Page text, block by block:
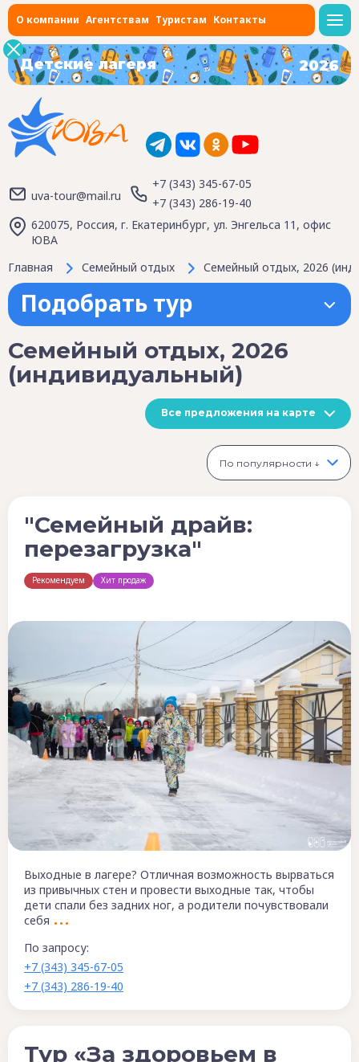
О компании Агентствам Туристам Контакты
Детские лагеря 2026
uva-tour@mail.ru
+7 (343) 345-67-05
+7 (343) 286-19-40
620075, Россия, г. Екатеринбург, ул. Энгельса 11, офис
ЮВА
Главная
Семейный отдых Семейный отдых, 2026
Подобрать тур
Семейный отдых, 2026
(индивидуальный)
Все предложения на карте
По популярности ↓
"Семейный драйв:
перезагрузка"
Рекомендуем Хит продаж
Выходные в лагере? Отличная возможность вырваться
из привычных стен и провести выходные так, чтобы
дети спали без задних ног, а родители почувствовали
себя
По запросу:
+7 (343) 345-67-05
+7 (343) 286-19-40
Тур «За здоровьем в